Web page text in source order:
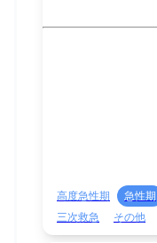
高度急性期 急性期
三次救急
その他